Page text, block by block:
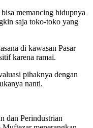
memancing hidupnya
saja toko-toko yang
di kawasan Pasar
karena ramai.
pihaknya dengan
nanti.
dan Perindustrian